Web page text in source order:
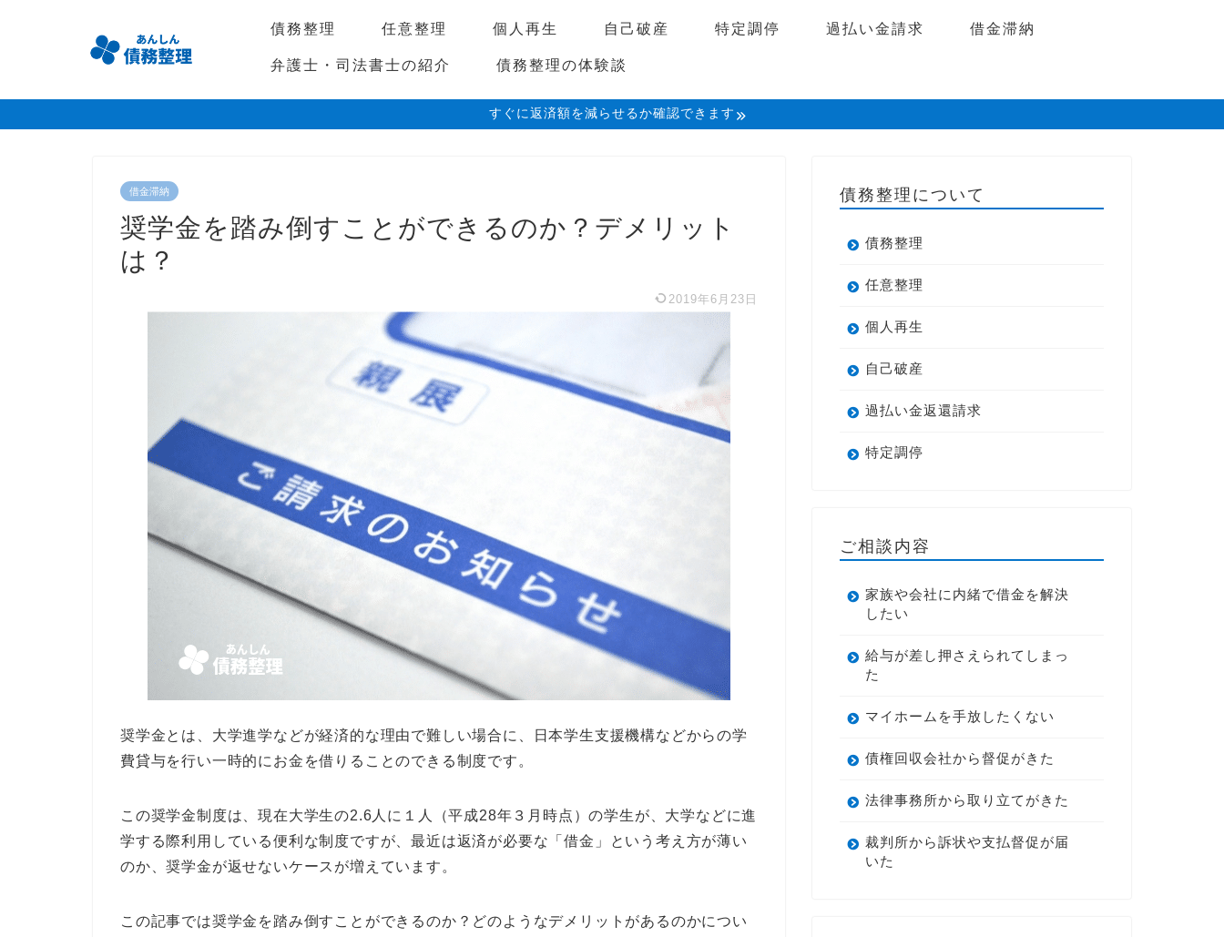
債務整理 任意整理 個人再生 自己破産 特定調停 過払い金請求
借金滞納
弁護士・司法書士の紹介
債務整理の体験談
すぐに返済額を減らせるか確認できます
借金滞納
奨学金を踏み倒すことができるのか？デメリット
は？
2019年6月23日
奨学金とは、大学進学などが経済的な理由で難しい場合に、日本学生支援機構などからの学
費貸与を行い一時的にお金を借りることのできる制度です。
この奨学金制度は、現在大学生の2.6人に１人（平成28年３月時点）の学生が、大学などに進
学する際利用している便利な制度ですが、最近は返済が必要な「借金」という考え方が薄い
のか、奨学金が返せないケースが増えています。
この記事では奨学金を踏み倒すことができるのか？どのようなデメリットがあるのかについ
債務整理について
債務整理
任意整理
個人再生
自己破産
過払い金返還請求
特定調停
ご相談内容
家族や会社に内緒で借金を解決
したい
給与が差し押さえられてしまっ
た
マイホームを手放したくない
債権回収会社から督促がきた
法律事務所から取り立てがきた
裁判所から訴状や支払督促が届
いた